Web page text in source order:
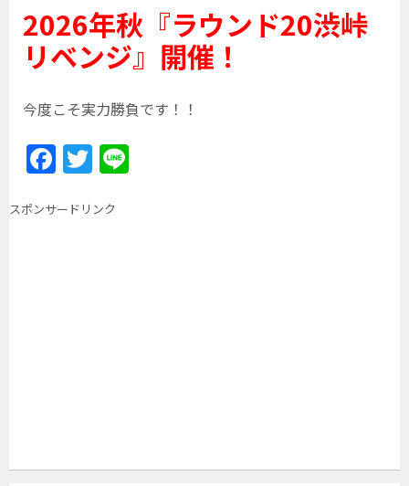
2026年秋『ラウンド20渋峠
リベンジ』開催！
今度こそ実力勝負です！！
F
c
T
itt
スポンサードリンク